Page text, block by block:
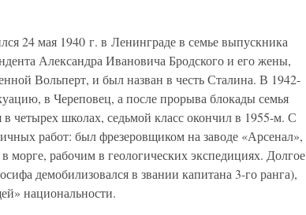
24 мая 1940 г. в Ленинграде в семье выпускника
Александра Ивановича Бродского и его жены,
Вольперт, и был назван в честь Сталина. В 1942-
в Череповец, а после прорыва блокады семья
четырех школах, седьмой класс окончил в 1955-м. С
работ: был фрезеровщиком на заводе «Арсенал»,
рабочим в геологических экспедициях. Долгое
демобилизовался в звании капитана 3-го ранга),
национальности.